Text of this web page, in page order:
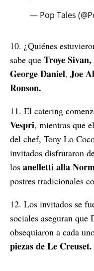
— Pop Tales
10. ¿Quiénes
sabe que Troye
George Daniel, Joe
Ronson.
11. El catering
Vespri, mientras que
del chef, Tony Lo
invitados disfrutaron
los anelletti alla
postres tradicionales
12. Los invitados se
sociales aseguran
obsequiaron a cada
piezas de Le Creuset.